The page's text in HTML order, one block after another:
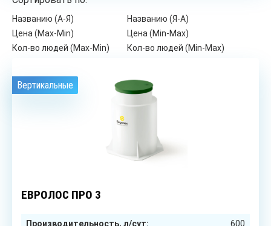
Названию (А-Я)
Названию (Я-А)
Цена (Max-Min)
Цена (Min-Max)
Кол-во людей (Max-Min)
Кол-во людей (Min-Max)
Вертикальные
ЕВРОЛОС ПРО 3
Производительность, л/сут: 600